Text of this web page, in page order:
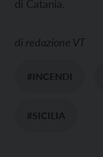
di Catania.
di redazione VT
#INCENDI
#SICILIA